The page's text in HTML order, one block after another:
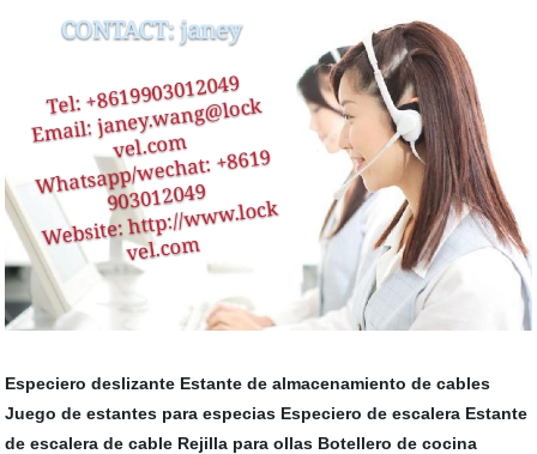
Especiero deslizante Estante de almacenamiento de cables
Juego de estantes para especias Especiero de escalera Estante
de escalera de cable Rejilla para ollas Botellero de cocina